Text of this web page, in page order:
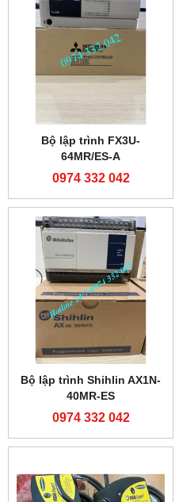
Bộ lập trình FX3U-
64MR/ES-A
0974 332 042
Bộ lập trình Shihlin AX1N-
40MR-ES
0974 332 042